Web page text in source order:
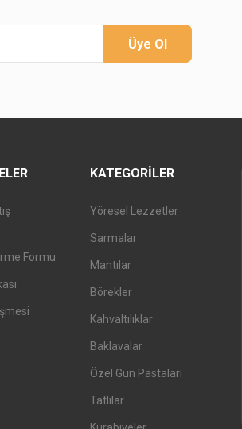
Üye Ol
Formu
KATEGORILER
Yöresel Lezzetler
Sarmalar
Mantılar
Börekler
Kahvaltılıklar
Baklavalar
Özel Gün Pastaları
Tatlılar